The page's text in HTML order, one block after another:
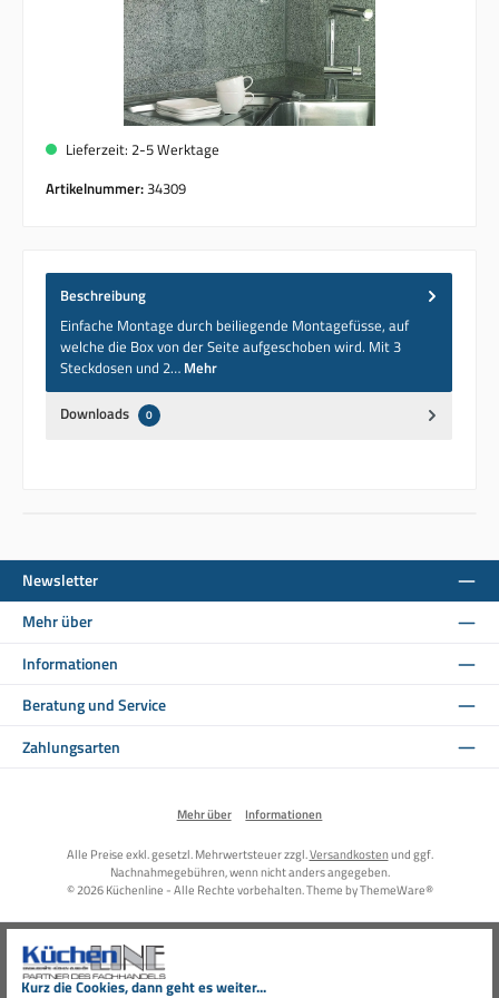
Kurz die Cookies, dann geht es weiter...
Lieferzeit: 2-5 Werktage
Artikelnummer:34309
Beschreibung
Einfache Montage durch beiliegende Montagefüsse, auf
welche die Box von der Seite aufgeschoben wird. Mit 3
Steckdosen und 2… Mehr
Downloads 0
Newsletter
Mehr über
Informationen
Beratung und Service
Zahlungsarten
Mehr über Informationen
Alle Preise exkl. gesetzl. Mehrwertsteuer zzgl.Versandkostenund ggf.
Nachnahmegebühren, wenn nicht anders angegeben.
© 2026 Küchenline - Alle Rechte vorbehalten. Theme byThemeWare®